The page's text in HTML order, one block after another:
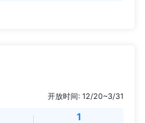
开放时间: 12/20~3/31
1